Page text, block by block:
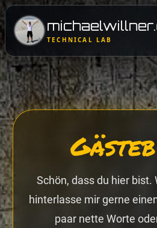
TECHNICAL LAB
Schön, dass du hier bist.
hinterlasse mir gerne
paar nette Worte